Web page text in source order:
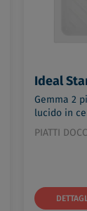
Ideal
Gemma 2
lucido in
T468501
PIATTI